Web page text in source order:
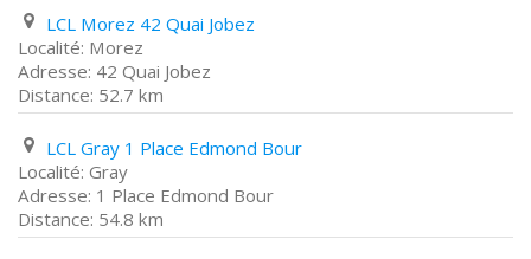
LCL Morez 42 Quai Jobez
Morez
42 Quai Jobez
52.7 km
LCL Gray 1 Place Edmond Bour
Gray
1 Place Edmond Bour
54.8 km